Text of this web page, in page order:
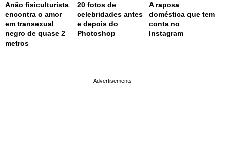
Anão fisiculturista
encontra o amor
em transexual
negro de quase 2
metros
20 fotos de
celebridades antes
e depois do
Photoshop
A raposa
doméstica que tem
conta no
Instagram